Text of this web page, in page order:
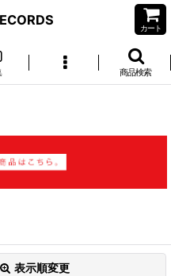
カート
商品検索
表示順変更